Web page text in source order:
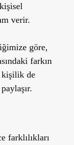
verir.
göre,
farkın
kişilik de
farklılıkları